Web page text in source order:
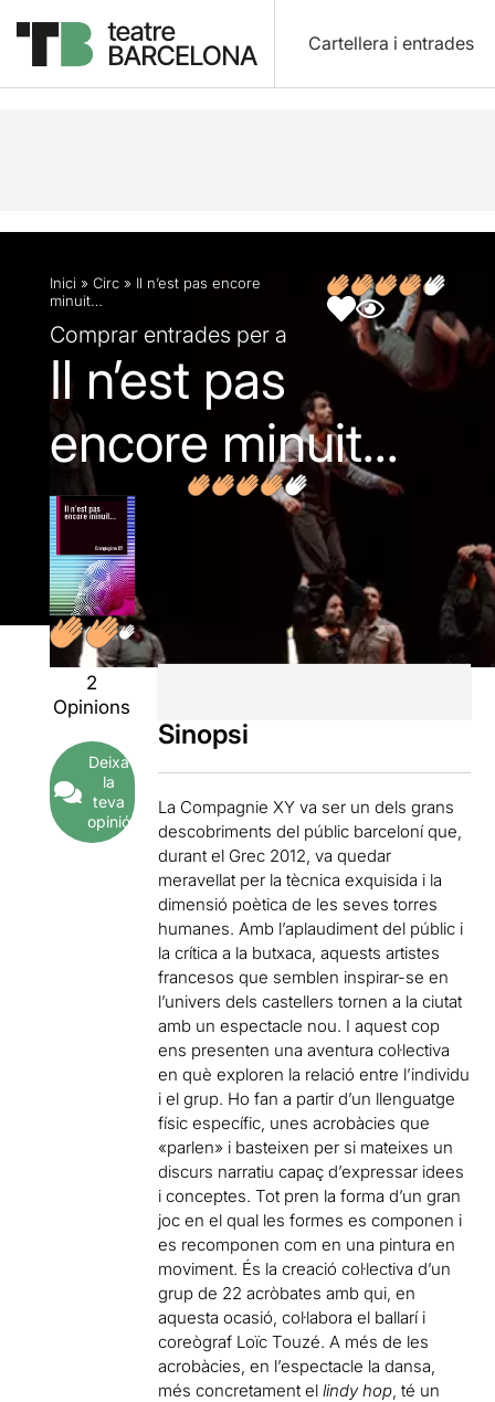
Cartellera i entrades
Descripció Fitxa artística Opinions Articles
Inici » Circ » Il n’est pas encore
minuit…
Comprar entrades per a
Il n’est pas
encore minuit...
2
Opinions
Deixa
la
teva
opinió
Sinopsi
La Compagnie XY va ser un dels grans
descobriments del públic barceloní que,
durant el Grec 2012, va quedar
meravellat per la tècnica exquisida i la
dimensió poètica de les seves torres
humanes. Amb l’aplaudiment del públic i
la crítica a la butxaca, aquests artistes
francesos que semblen inspirar-se en
l’univers dels castellers tornen a la ciutat
amb un espectacle nou. I aquest cop
ens presenten una aventura col·lectiva
en què exploren la relació entre l’individu
i el grup. Ho fan a partir d’un llenguatge
físic específic, unes acrobàcies que
«parlen» i basteixen per si mateixes un
discurs narratiu capaç d’expressar idees
i conceptes. Tot pren la forma d’un gran
joc en el qual les formes es componen i
es recomponen com en una pintura en
moviment. És la creació col·lectiva d’un
grup de 22 acròbates amb qui, en
aquesta ocasió, col·labora el ballarí i
coreògraf Loïc Touzé. A més de les
acrobàcies, en l’espectacle la dansa,
més concretament ellindy hop , té un